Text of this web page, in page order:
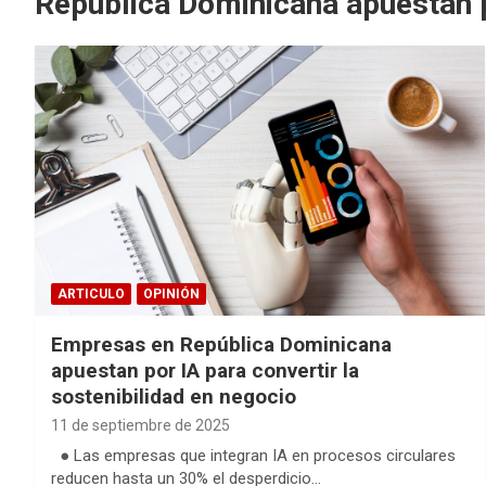
ARTICULO OPINIÓN
Empresas en República Dominicana
apuestan por IA para convertir la
sostenibilidad en negocio
11 de septiembre de 2025
● Las empresas que integran IA en procesos circulares
reducen hasta un 30% el desperdicio…